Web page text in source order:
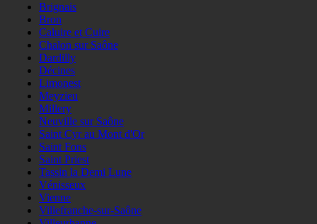
Brignais
Bron
Caluire et Cuire
Chalon sur Saône
Dardilly
Décines
Limonest
Meyzieu
Millery
Neuville sur Saône
Saint Cyr au Mont d'Or
Saint Fons
Saint Priest
Tassin la Demi Lune
Vénisseux
Vienne
Villefranche-sur-Saône